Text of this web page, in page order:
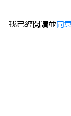
我已經閱讀並同